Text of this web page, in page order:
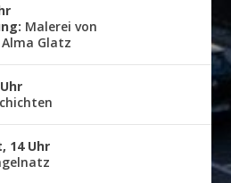
Malerei von
Glatz
14 Uhr